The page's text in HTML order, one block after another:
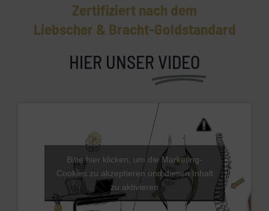
Zertifiziert nach dem
Liebscher & Bracht-Goldstandard
HIER UNSER VIDEO
Bitte hier klicken, um die Marketing-
Cookies zu akzeptieren und diesen Inhalt
zu aktivieren